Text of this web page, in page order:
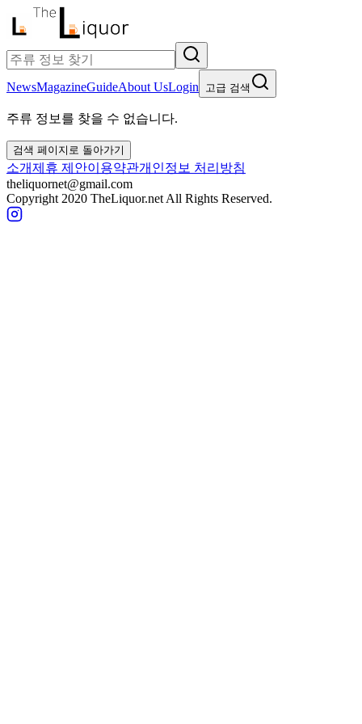
NewsMagazineGuideAbout UsLogin 고급 검색
주류 정보를 찾을 수 없습니다.
검색 페이지로 돌아가기
소개제휴 제안이용약관개인정보 처리방침
theliquornet@gmail.com
Copyright 2020 TheLiquor.net All Rights Reserved.